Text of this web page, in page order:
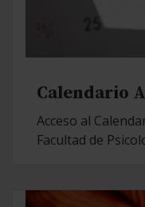
Calendario
Acceso al
Facultad de